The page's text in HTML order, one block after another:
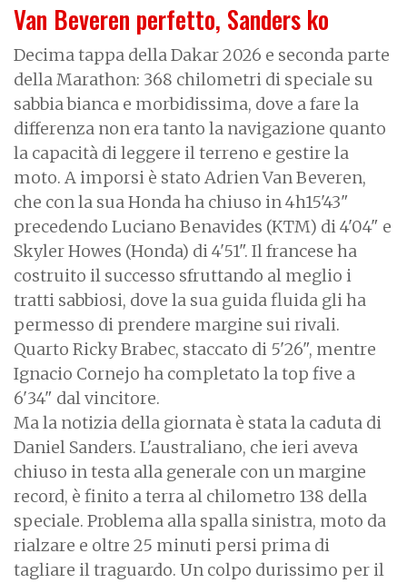
Van Beveren perfetto, Sanders ko
Decima tappa della Dakar 2026 e seconda parte
della Marathon: 368 chilometri di speciale su
sabbia bianca e morbidissima, dove a fare la
differenza non era tanto la navigazione quanto
la capacità di leggere il terreno e gestire la
moto. A imporsi è stato Adrien Van Beveren,
che con la sua Honda ha chiuso in 4h15'43"
precedendo Luciano Benavides (KTM) di 4'04" e
Skyler Howes (Honda) di 4'51". Il francese ha
costruito il successo sfruttando al meglio i
tratti sabbiosi, dove la sua guida fluida gli ha
permesso di prendere margine sui rivali.
Quarto Ricky Brabec, staccato di 5'26", mentre
Ignacio Cornejo ha completato la top five a
6'34" dal vincitore.
Ma la notizia della giornata è stata la caduta di
Daniel Sanders. L'australiano, che ieri aveva
chiuso in testa alla generale con un margine
record, è finito a terra al chilometro 138 della
speciale. Problema alla spalla sinistra, moto da
rialzare e oltre 25 minuti persi prima di
tagliare il traguardo. Un colpo durissimo per il